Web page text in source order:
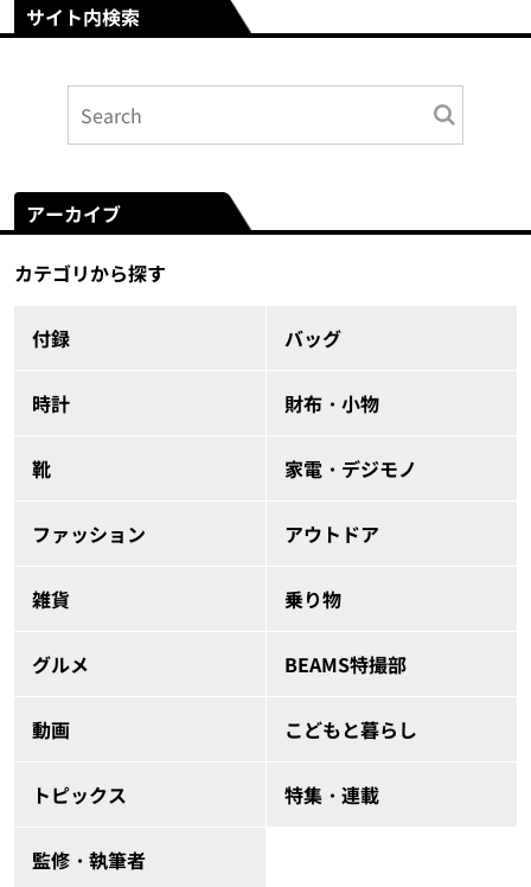
サイト内検索
アーカイブ
カテゴリから探す
付録 バッグ
時計 財布・小物
靴 家電・デジモノ
ファッション アウトドア
雑貨 乗り物
グルメ BEAMS特撮部
動画 こどもと暮らし
トピックス 特集・連載
監修・執筆者